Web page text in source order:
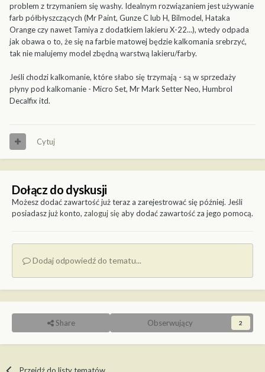
problem z trzymaniem się washy. Idealnym rozwiązaniem jest używanie
farb półbłyszczących (Mr Paint, Gunze C lub H, Bilmodel, Hataka
Orange czy nawet Tamiya z dodatkiem lakieru X-22...), wtedy odpada
jak obawa o to, że się na farbie matowej będzie kalkomania srebrzyć,
tak nie malujemy model zbędną warstwą lakieru/farby.
Jeśli chodzi kalkomanie, które słabo się trzymają - są w sprzedaży
płyny pod kalkomanie - Micro Set, Mr Mark Setter Neo, Humbrol
Decalfix itd.
Cytuj
Dołącz do dyskusji
Możesz dodać zawartość już teraz a zarejestrować się później. Jeśli
posiadasz już konto, zaloguj sięaby dodać zawartość za jego pomocą.
Dodaj odpowiedź do tematu...
Share Obserwujący 2
Przejdź do listy tematów